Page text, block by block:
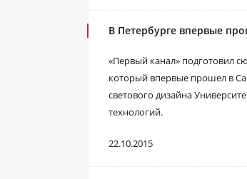
В Петербурге впервые
«Первый канал» подготовил
который впервые прошел в
светового дизайна
технологий.
22.10.2015